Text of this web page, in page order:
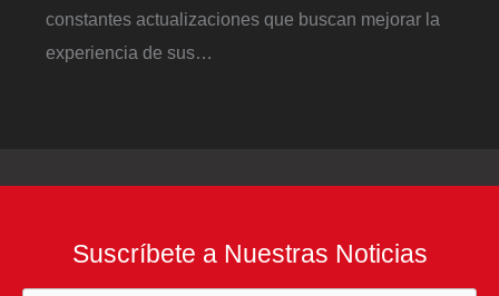
constantes actualizaciones que buscan mejorar la
experiencia de sus…
Suscríbete a Nuestras Noticias